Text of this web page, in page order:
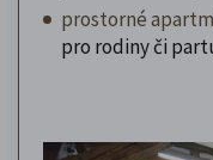
prostorné
pro rodiny či